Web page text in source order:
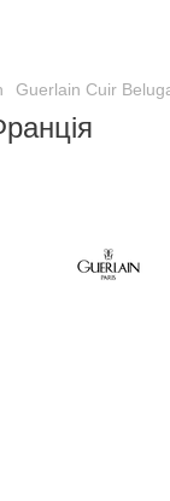
Guerlain Cuir